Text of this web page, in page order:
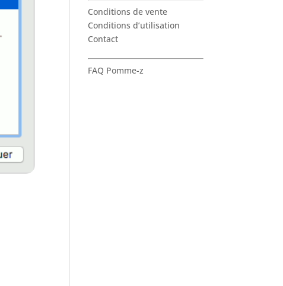
Conditions de vente
Conditions d’utilisation
Contact
FAQ Pomme-z